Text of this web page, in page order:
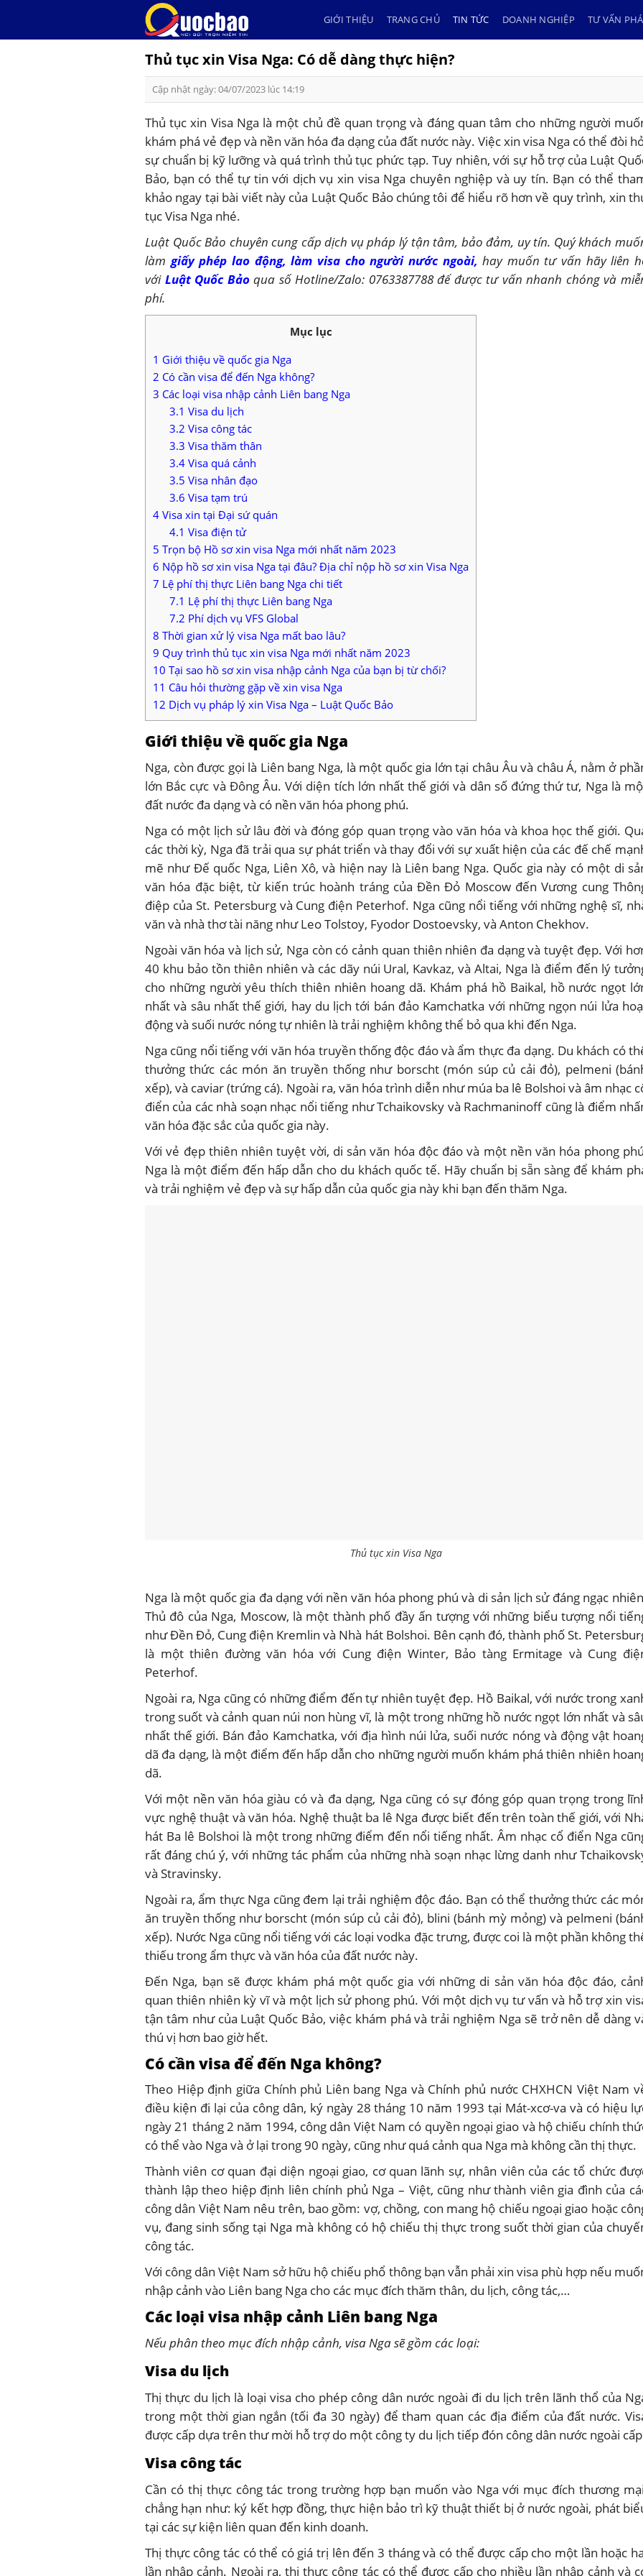
content
GIỚI THIỆU TRANG CHỦ TIN TỨC DOANH NGHIỆP TƯ VẤN
Thủ tục xin Visa Nga: Có dễ dàng thực hiện?
Cập nhật ngày: 04/07/2023 lúc 14:19
Thủ tục xin Visa Nga là một chủ đề quan trọng và đáng quan tâm cho những người
khám phá vẻ đẹp và nền văn hóa đa dạng của đất nước này. Việc xin visa Nga có thể đòi
sự chuẩn bị kỹ lưỡng và quá trình thủ tục phức tạp. Tuy nhiên, với sự hỗ trợ của Luật
Bảo, bạn có thể tự tin với dịch vụ xin visa Nga chuyên nghiệp và uy tín. Bạn có thể
khảo ngay tại bài viết này của Luật Quốc Bảo chúng tôi để hiểu rõ hơn về quy trình, xin
tục Visa Nga nhé.
Luật Quốc Bảo chuyên cung cấp dịch vụ pháp lý tận tâm, bảo đảm, uy tín. Quý khách
làm giấy phép lao động, làm visa cho người nước ngoài,hay muốn tư vấn hãy liên
với Luật Quốc Bảoqua số Hotline/Zalo: 0763387788 để được tư vấn nhanh chóng và
phí.
Mục lục
1 Giới thiệu về quốc gia Nga
2 Có cần visa để đến Nga không?
3 Các loại visa nhập cảnh Liên bang Nga
3.1 Visa du lịch
3.2 Visa công tác
3.3 Visa thăm thân
3.4Visa quá cảnh
3.5 Visa nhân đạo
3.6 Visa tạm trú
4 Visa xin tại Đại sứ quán
4.1 Visa điện tử
5 Trọn bộ Hồ sơ xin visa Nga mới nhất năm 2023
6 Nộp hồ sơ xin visa Nga tại đâu? Địa chỉ nộp hồ sơ xin Visa Nga
7 Lệ phí thị thực Liên bang Nga chi tiết
7.1 Lệ phí thị thực Liên bang Nga
7.2 Phí dịch vụ VFS Global
8 Thời gian xử lý visa Nga mất bao lâu?
9 Quy trình thủ tục xin visa Nga mới nhất năm 2023
10 Tại sao hồ sơ xin visa nhập cảnh Nga của bạn bị từ chối?
11 Câu hỏi thường gặp về xin visa Nga
12 Dịch vụ pháp lý xin Visa Nga – Luật Quốc Bảo
Giới thiệu về quốc gia Nga
Nga, còn được gọi là Liên bang Nga, là một quốc gia lớn tại châu Âu và châu Á, nằm ở
lớn Bắc cực và Đông Âu. Với diện tích lớn nhất thế giới và dân số đứng thứ tư, Nga là
đất nước đa dạng và có nền văn hóa phong phú.
Nga có một lịch sử lâu đời và đóng góp quan trọng vào văn hóa và khoa học thế giới.
các thời kỳ, Nga đã trải qua sự phát triển và thay đổi với sự xuất hiện của các đế chế
mẽ như Đế quốc Nga, Liên Xô, và hiện nay là Liên bang Nga. Quốc gia này có một di
văn hóa đặc biệt, từ kiến trúc hoành tráng của Đền Đỏ Moscow đến Vương cung
điệp của St. Petersburg và Cung điện Peterhof. Nga cũng nổi tiếng với những nghệ sĩ,
văn và nhà thơ tài năng như Leo Tolstoy, Fyodor Dostoevsky, và Anton Chekhov.
Ngoài văn hóa và lịch sử, Nga còn có cảnh quan thiên nhiên đa dạng và tuyệt đẹp. Với
40 khu bảo tồn thiên nhiên và các dãy núi Ural, Kavkaz, và Altai, Nga là điểm đến lý
cho những người yêu thích thiên nhiên hoang dã. Khám phá hồ Baikal, hồ nước ngọt
nhất và sâu nhất thế giới, hay du lịch tới bán đảo Kamchatka với những ngọn núi lửa
động và suối nước nóng tự nhiên là trải nghiệm không thể bỏ qua khi đến Nga.
Nga cũng nổi tiếng với văn hóa truyền thống độc đáo và ẩm thực đa dạng. Du khách có
thưởng thức các món ăn truyền thống như borscht (món súp củ cải đỏ), pelmeni
xếp), và caviar (trứng cá). Ngoài ra, văn hóa trình diễn như múa ba lê Bolshoi và âm nhạc
điển của các nhà soạn nhạc nổi tiếng như Tchaikovsky và Rachmaninoff cũng là điểm
văn hóa đặc sắc của quốc gia này.
Với vẻ đẹp thiên nhiên tuyệt vời, di sản văn hóa độc đáo và một nền văn hóa phong
Nga là một điểm đến hấp dẫn cho du khách quốc tế. Hãy chuẩn bị sẵn sàng để khám
và trải nghiệm vẻ đẹp và sự hấp dẫn của quốc gia này khi bạn đến thăm Nga.
Thủ tục xin Visa Nga
Nga là một quốc gia đa dạng với nền văn hóa phong phú và di sản lịch sử đáng ngạc
Thủ đô của Nga, Moscow, là một thành phố đầy ấn tượng với những biểu tượng nổi
như Đền Đỏ, Cung điện Kremlin và Nhà hát Bolshoi. Bên cạnh đó, thành phố St.
là một thiên đường văn hóa với Cung điện Winter, Bảo tàng Ermitage và Cung
Peterhof.
Ngoài ra, Nga cũng có những điểm đến tự nhiên tuyệt đẹp. Hồ Baikal, với nước trong
trong suốt và cảnh quan núi non hùng vĩ, là một trong những hồ nước ngọt lớn nhất và
nhất thế giới. Bán đảo Kamchatka, với địa hình núi lửa, suối nước nóng và động vật
dã đa dạng, là một điểm đến hấp dẫn cho những người muốn khám phá thiên nhiên
dã.
Với một nền văn hóa giàu có và đa dạng, Nga cũng có sự đóng góp quan trọng trong
vực nghệ thuật và văn hóa. Nghệ thuật ba lê Nga được biết đến trên toàn thế giới, với
hát Ba lê Bolshoi là một trong những điểm đến nổi tiếng nhất. Âm nhạc cổ điển Nga
rất đáng chú ý, với những tác phẩm của những nhà soạn nhạc lừng danh như
và Stravinsky.
Ngoài ra, ẩm thực Nga cũng đem lại trải nghiệm độc đáo. Bạn có thể thưởng thức các
ăn truyền thống như borscht (món súp củ cải đỏ), blini (bánh mỳ mỏng) và pelmeni
xếp). Nước Nga cũng nổi tiếng với các loại vodka đặc trưng, được coi là một phần không
thiếu trong ẩm thực và văn hóa của đất nước này.
Đến Nga, bạn sẽ được khám phá một quốc gia với những di sản văn hóa độc đáo,
quan thiên nhiên kỳ vĩ và một lịch sử phong phú. Với một dịch vụ tư vấn và hỗ trợ xin
tận tâm như của Luật Quốc Bảo, việc khám phá và trải nghiệm Nga sẽ trở nên dễ dàng
thú vị hơn bao giờ hết.
Có cần visa để đến Nga không?
Theo Hiệp định giữa Chính phủ Liên bang Nga và Chính phủ nước CHXHCN Việt Nam
điều kiện đi lại của công dân, ký ngày 28 tháng 10 năm 1993 tại Mát-xcơ-va và có hiệu
ngày 21 tháng 2 năm 1994, công dân Việt Nam có quyền ngoại giao và hộ chiếu chính
có thể vào Nga và ở lại trong 90 ngày, cũng như quá cảnh qua Nga mà không cần thị thực.
Thành viên cơ quan đại diện ngoại giao, cơ quan lãnh sự, nhân viên của các tổ chức
thành lập theo hiệp định liên chính phủ Nga – Việt, cũng như thành viên gia đình của
công dân Việt Nam nêu trên, bao gồm: vợ, chồng, con mang hộ chiếu ngoại giao hoặc
vụ, đang sinh sống tại Nga mà không có hộ chiếu thị thực trong suốt thời gian của
công tác.
Với công dân Việt Nam sở hữu hộ chiếu phổ thông bạn vẫn phải xin visa phù hợp nếu
nhập cảnh vào Liên bang Nga cho các mục đích thăm thân, du lịch, công tác,…
Các loại visa nhập cảnh Liên bang Nga
Nếu phân theo mục đích nhập cảnh, visa Nga sẽ gồm các loại:
Visa du lịch
Thị thực du lịch là loại visa cho phép công dân nước ngoài đi du lịch trên lãnh thổ của
trong một thời gian ngắn (tối đa 30 ngày) để tham quan các địa điểm của đất nước.
được cấp dựa trên thư mời hỗ trợ do một công ty du lịch tiếp đón công dân nước ngoài
Visa công tác
Cần có thị thực công tác trong trường hợp bạn muốn vào Nga với mục đích thương
chẳng hạn như: ký kết hợp đồng, thực hiện bảo trì kỹ thuật thiết bị ở nước ngoài, phát
tại các sự kiện liên quan đến kinh doanh.
Thị thực công tác có thể có giá trị lên đến 3 tháng và có thể được cấp cho một lần hoặc
lần nhập cảnh. Ngoài ra, thị thực công tác có thể được cấp cho nhiều lần nhập cảnh và